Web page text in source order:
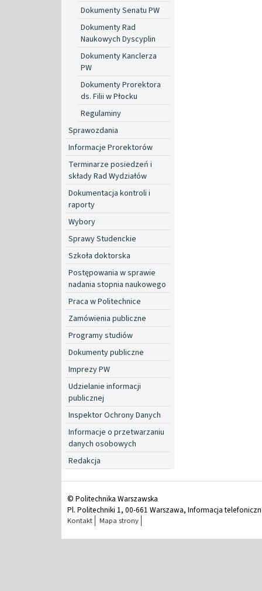
Dokumenty Senatu PW
Dokumenty Rad
Naukowych Dyscyplin
Dokumenty Kanclerza
PW
Dokumenty Prorektora
ds. Filii w Płocku
Regulaminy
Sprawozdania
Informacje Prorektorów
Terminarze posiedzeń i
składy Rad Wydziałów
Dokumentacja kontroli i
raporty
Wybory
Sprawy Studenckie
Szkoła doktorska
Postępowania w sprawie
nadania stopnia naukowego
Praca w Politechnice
Zamówienia publiczne
Programy studiów
Dokumenty publiczne
Imprezy PW
Udzielanie informacji
publicznej
Inspektor Ochrony Danych
Informacje o przetwarzaniu
danych osobowych
Redakcja
© Politechnika Warszawska
Pl. Politechniki 1, 00-661 Warszawa, Informacja
Kontakt Mapa strony